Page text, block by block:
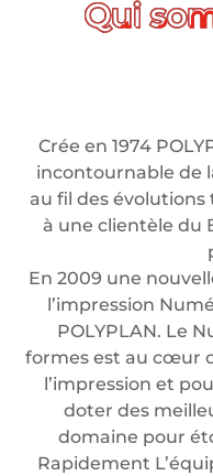
Crée en 1974
incontournable de
au fil des
à une clientèle du
En 2009 une
l’impression
POLYPLAN. Le
formes est au cœur
l’impression et
doter des
domaine pour
Rapidement